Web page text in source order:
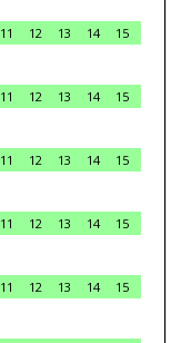
11 12 13 14
15
11 12 13 14
15
11 12 13 14
15
11 12 13 14
15
11 12 13 14
15